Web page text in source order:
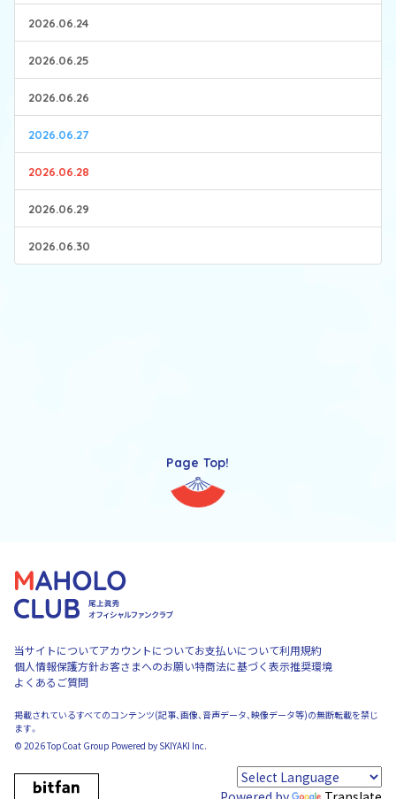
2026.06.24
2026.06.25
2026.06.26
2026.06.27
2026.06.28
2026.06.29
2026.06.30
Page Top!
当サイトについてアカウントについてお支払いについて利用規約
個人情報保護方針お客さまへのお願い特商法に基づく表示推奨環境
よくあるご質問
掲載されているすべてのコンテンツ(記事、画像、音声データ、映像データ等)の無断転載を禁じ
ます。
© 2026 TopCoat Group Powered by SKIYAKI Inc.